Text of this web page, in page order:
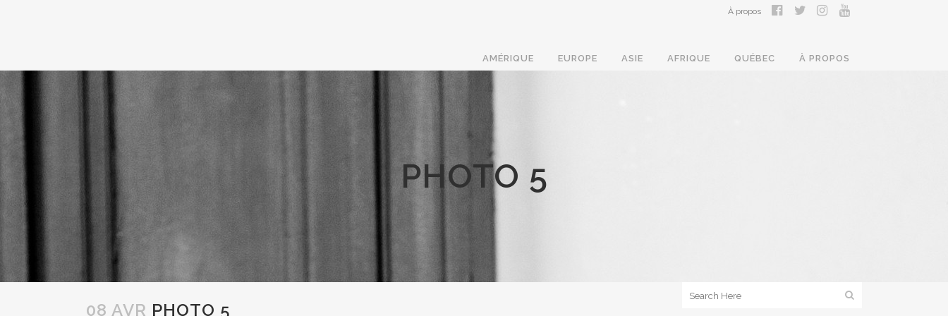
À propos
AMÉRIQUE EUROPE ASIE AFRIQUE QUÉBEC À PROPOS
PHOTO 5
08 AVR PHOTO 5